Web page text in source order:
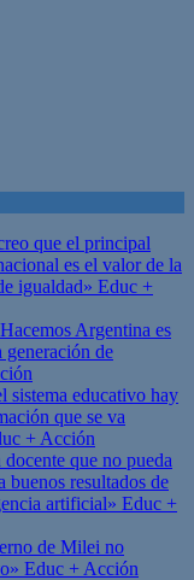
que el principal
es el valor de la
igualdad» Educ +
Argentina es
de
sistema educativo hay
que se va
+ Acción
que no pueda
buenos resultados de
artificial» Educ +
de Milei no
Educ + Acción